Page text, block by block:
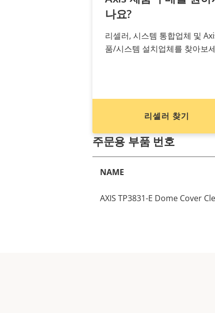
나요?
리셀러, 시스템 통합업체 및
품/시스템 설치업체를 찾아보
리셀러 찾기
주문용 부품 번호
NAME
AXIS TP3831-E Dome Cover